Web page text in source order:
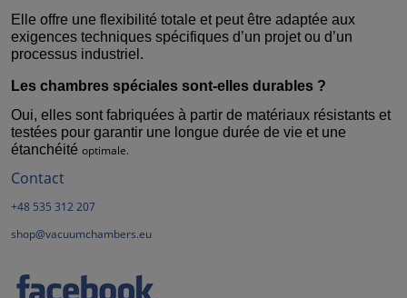
Elle offre une flexibilité totale et peut être adaptée aux
exigences techniques spécifiques d’un projet ou d’un
processus industriel.
Les chambres spéciales sont-elles durables ?
Oui, elles sont fabriquées à partir de matériaux résistants et
testées pour garantir une longue durée de vie et une
étanchéité optimale.
Contact
+48 535 312 207
shop@vacuumchambers.eu